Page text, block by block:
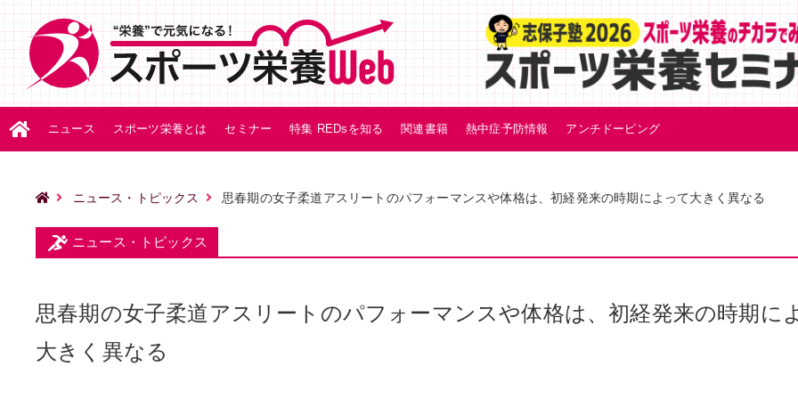
ニュース スポーツ栄養とは セミナー 特集 REDsを知る 関連書籍 熱中症予防情報 アンチドーピング
ニュース・トピックス 思春期の女子柔道アスリートのパフォーマンスや体格は、初経発来の時期によって大きく異なる
ニュース・トピックス
思春期の女子柔道アスリートのパフォーマンスや体格は、初経発来の時期に
大きく異なる